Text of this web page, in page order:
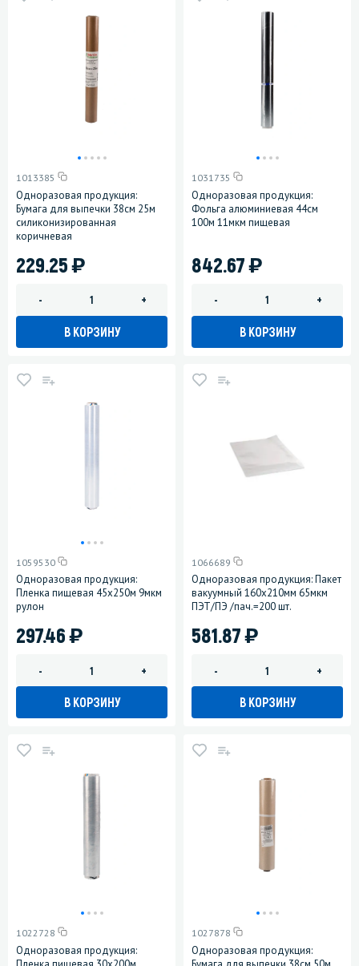
1013385
Одноразовая продукция:
Бумага для выпечки 38см 25м
силиконизированная
коричневая
229.25)
- +
В КОРЗИНУ
1031735
Одноразовая продукция:
Фольга алюминиевая 44см
100м 11мкм пищевая
842.67)
- +
В КОРЗИНУ
1059530
Одноразовая продукция:
Пленка пищевая 45х250м 9мкм
рулон
297.46)
- +
В КОРЗИНУ
1066689
Одноразовая продукция: Пакет
вакуумный 160х210мм 65мкм
ПЭТ/ПЭ /пач.=200 шт.
581.87)
- +
В КОРЗИНУ
1022728
Одноразовая продукция:
1027878
Одноразовая продукция: